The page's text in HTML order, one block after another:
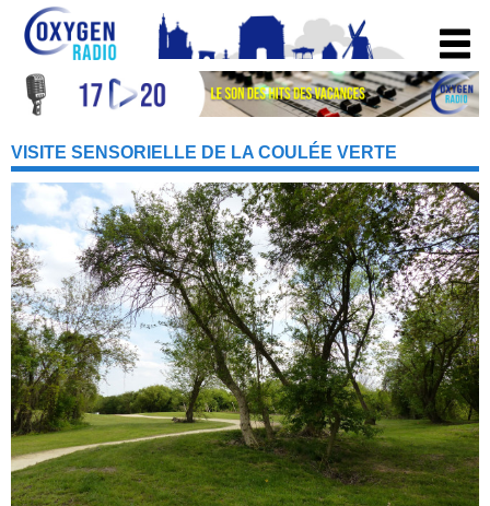
VISITE SENSORIELLE DE LA COULÉE VERTE